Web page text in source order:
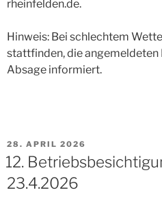
rheinfelden.de.
Hinweis: Bei schlechtem
stattfinden, die angemeldeten
Absage informiert.
VERÖFFENTLICHT
AM
28. APRIL 2026
12.
23.4.2026